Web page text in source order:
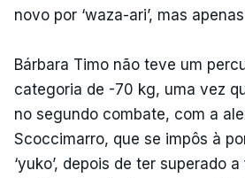
novo por ‘waza-ari’, mas
Bárbara Timo não teve um
categoria de -70 kg, uma vez
no segundo combate, com a
Scoccimarro, que se impôs à
‘yuko’, depois de ter superado